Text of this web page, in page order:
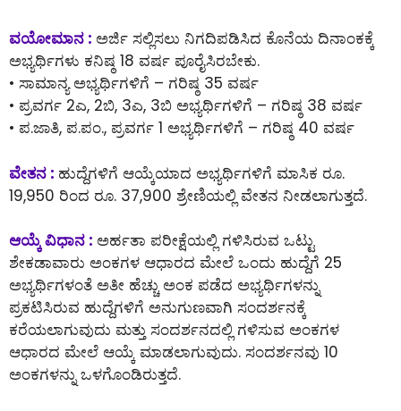
ವಯೋಮಾನ : ಅರ್ಜಿ ಸಲ್ಲಿಸಲು ನಿಗದಿಪಡಿಸಿದ ಕೊನೆಯ ದಿನಾಂಕಕ್ಕೆ
ಅಭ್ಯರ್ಥಿಗಳು ಕನಿಷ್ಠ 18 ವರ್ಷ ಪೂರೈಸಿರಬೇಕು.
• ಸಾಮಾನ್ಯ ಅಭ್ಯರ್ಥಿಗಳಿಗೆ – ಗರಿಷ್ಠ 35 ವರ್ಷ
• ಪ್ರವರ್ಗ 2ಎ, 2ಬಿ, 3ಎ, 3ಬಿ ಅಭ್ಯರ್ಥಿಗಳಿಗೆ – ಗರಿಷ್ಠ 38 ವರ್ಷ
• ಪ.ಜಾತಿ, ಪ.ಪಂ., ಪ್ರವರ್ಗ 1 ಅಭ್ಯರ್ಥಿಗಳಿಗೆ – ಗರಿಷ್ಠ 40 ವರ್ಷ
ವೇತನ : ಹುದ್ದೆಗಳಿಗೆ ಆಯ್ಕೆಯಾದ ಅಭ್ಯರ್ಥಿಗಳಿಗೆ ಮಾಸಿಕ ರೂ.
19,950 ರಿಂದ ರೂ. 37,900 ಶ್ರೇಣಿಯಲ್ಲಿ ವೇತನ ನೀಡಲಾಗುತ್ತದೆ.
ಆಯ್ಕೆ ವಿಧಾನ : ಅರ್ಹತಾ ಪರೀಕ್ಷೆಯಲ್ಲಿ ಗಳಿಸಿರುವ ಒಟ್ಟು
ಶೇಕಡಾವಾರು ಅಂಕಗಳ ಆಧಾರದ ಮೇಲೆ ಒಂದು ಹುದ್ದೆಗೆ 25
ಅಭ್ಯರ್ಥಿಗಳಂತೆ ಅತೀ ಹೆಚ್ಚು ಅಂಕ ಪಡೆದ ಅಭ್ಯರ್ಥಿಗಳನ್ನು
ಪ್ರಕಟಿಸಿರುವ ಹುದ್ದೆಗಳಿಗೆ ಅನುಗುಣವಾಗಿ ಸಂದರ್ಶನಕ್ಕೆ
ಕರೆಯಲಾಗುವುದು ಮತ್ತು ಸಂದರ್ಶನದಲ್ಲಿ ಗಳಿಸುವ ಅಂಕಗಳ
ಆಧಾರದ ಮೇಲೆ ಆಯ್ಕೆ ಮಾಡಲಾಗುವುದು. ಸಂದರ್ಶನವು 10
ಅಂಕಗಳನ್ನು ಒಳಗೊಂಡಿರುತ್ತದೆ.